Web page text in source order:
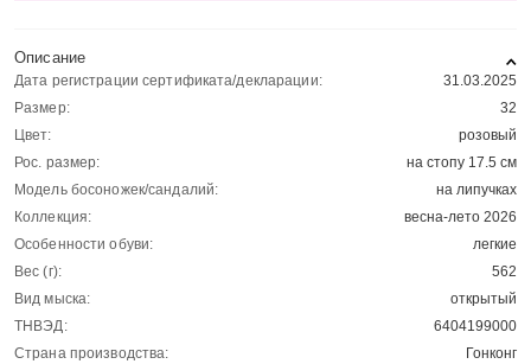
Описание
Дата регистрации сертификата/декларации:
31.03.2025
Размер:
32
Цвет:
розовый
Рос. размер:
на стопу 17.5 см
Модель босоножек/сандалий:
на липучках
Коллекция:
весна-лето 2026
Особенности обуви:
легкие
Вес (г):
562
Вид мыска:
открытый
ТНВЭД:
6404199000
Страна производства:
Гонконг